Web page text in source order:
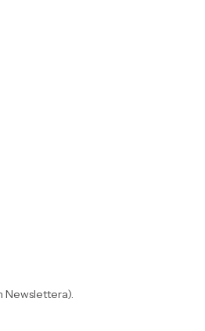
Newslettera).